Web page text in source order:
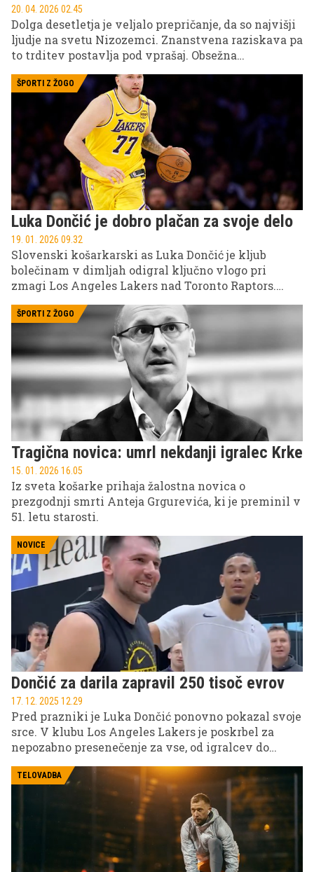
20. 04. 2026 02.45
Dolga desetletja je veljalo prepričanje, da so najvišji
ljudje na svetu Nizozemci. Znanstvena raziskava pa
to trditev postavlja pod vprašaj. Obsežna
antropološka študija, ki je zajela več kot 47.000 ljudi
iz Zahodnega Balkana, razkriva presenetljive
ugotovitve o telesni višini mladih moških v tej
ŠPORTI Z ŽOGO
Luka Dončić je dobro plačan za svoje delo
19. 01. 2026 09.32
Slovenski košarkarski as Luka Dončić je kljub
bolečinam v dimljah odigral ključno vlogo pri
zmagi Los Angeles Lakers nad Toronto Raptors.
Poglejte, kaj je povedal po tekmi ...
ŠPORTI Z ŽOGO
Tragična novica: umrl nekdanji igralec Krke
15. 01. 2026 16.05
Iz sveta košarke prihaja žalostna novica o
prezgodnji smrti Anteja Grgurevića, ki je preminil v
51. letu starosti.
NOVICE
Dončić za darila zapravil 250 tisoč evrov
17. 12. 2025 12.29
Pred prazniki je Luka Dončić ponovno pokazal svoje
srce. V klubu Los Angeles Lakers je poskrbel za
nepozabno presenečenje za vse, od igralcev do
TELOVADBA